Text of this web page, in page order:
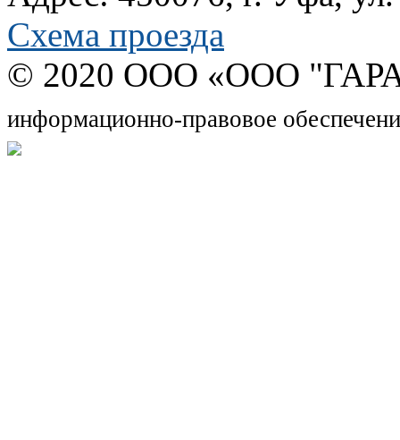
Схема проезда
© 2020 OOO «ООО
информационно-правовое